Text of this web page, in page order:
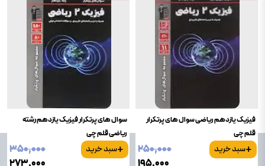
فیزیک یازدهم ریاضی سوال های پرتکرار
قلم چی
+سبد خرید
۲۵۰٬۰۰۰
سوال های پرتکرار فیزیک یازدهم رشته
ریاضی قلم چی
+سبد خرید
۳۵۰٬۰۰۰